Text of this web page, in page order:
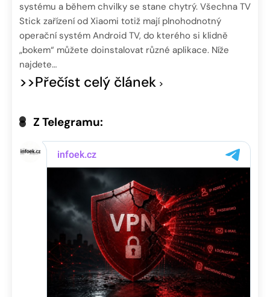
systému a během chvilky se stane chytrý. Všechna TV
Stick zařízení od Xiaomi totiž mají plnohodnotný
operační systém Android TV, do kterého si klidně
„bokem“ můžete doinstalovat různé aplikace. Níže
najdete…
>>Přečíst celý článek
Z Telegramu: